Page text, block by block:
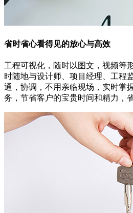
省时省心看得见的放心与高效
工程可视化，随时以图文，视频等
时随地与设计师、项目经理、工程
通，协调，不用亲临现场，实时掌
务，节省客户的宝贵时间和精力，